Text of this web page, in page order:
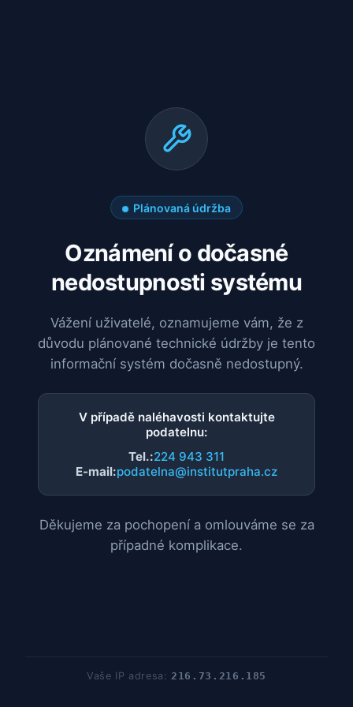
Plánovaná údržba
Oznámení o dočasné
nedostupnosti systému
Vážení uživatelé, oznamujeme vám, že z
důvodu plánované technické údržby je tento
informační systém dočasně nedostupný.
V případě naléhavosti kontaktujte
podatelnu:
Tel.:224 943 311
E-mail:podatelna@institutpraha.cz
Děkujeme za pochopení a omlouváme se za
případné komplikace.
Vaše IP adresa:216.73.216.185